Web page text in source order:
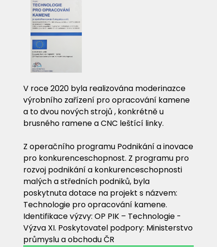
V roce 2020 byla realizována moderinazce
výrobního zařízení pro opracování kamene
a to dvou nových strojů , konkrétně u
brusného ramene a CNC leštící linky.
Z operačního programu Podnikání a inovace
pro konkurenceschopnost. Z programu pro
rozvoj podnikání a konkurenceschopnosti
malých a středních podniků, byla
poskytnuta dotace na projekt s názvem:
Technologie pro opracování kamene.
Identifikace výzvy: OP PIK – Technologie -
Výzva XI. Poskytovatel podpory: Ministerstvo
průmyslu a obchodu ČR